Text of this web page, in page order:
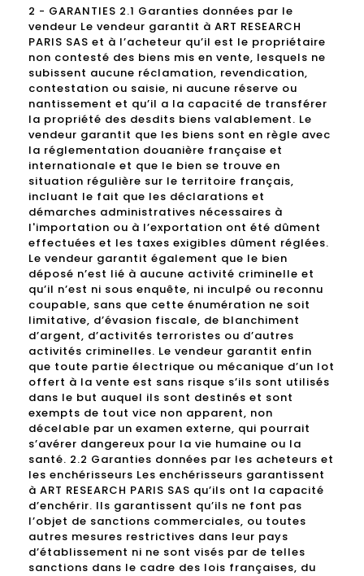
2 - GARANTIES 2.1 Garanties données par le
vendeur Le vendeur garantit à ART RESEARCH
PARIS SAS et à l’acheteur qu’il est le propriétaire
non contesté des biens mis en vente, lesquels ne
subissent aucune réclamation, revendication,
contestation ou saisie, ni aucune réserve ou
nantissement et qu’il a la capacité de transférer
la propriété des desdits biens valablement. Le
vendeur garantit que les biens sont en règle avec
la réglementation douanière française et
internationale et que le bien se trouve en
situation régulière sur le territoire français,
incluant le fait que les déclarations et
démarches administratives nécessaires à
l'importation ou à l’exportation ont été dûment
effectuées et les taxes exigibles dûment réglées.
Le vendeur garantit également que le bien
déposé n’est lié à aucune activité criminelle et
qu’il n’est ni sous enquête, ni inculpé ou reconnu
coupable, sans que cette énumération ne soit
limitative, d’évasion fiscale, de blanchiment
d’argent, d’activités terroristes ou d’autres
activités criminelles. Le vendeur garantit enfin
que toute partie électrique ou mécanique d’un lot
offert à la vente est sans risque s’ils sont utilisés
dans le but auquel ils sont destinés et sont
exempts de tout vice non apparent, non
décelable par un examen externe, qui pourrait
s’avérer dangereux pour la vie humaine ou la
santé. 2.2 Garanties données par les acheteurs et
les enchérisseurs Les enchérisseurs garantissent
à ART RESEARCH PARIS SAS qu’ils ont la capacité
d’enchérir. Ils garantissent qu’ils ne font pas
l’objet de sanctions commerciales, ou toutes
autres mesures restrictives dans leur pays
d’établissement ni ne sont visés par de telles
sanctions dans le cadre des lois françaises, du